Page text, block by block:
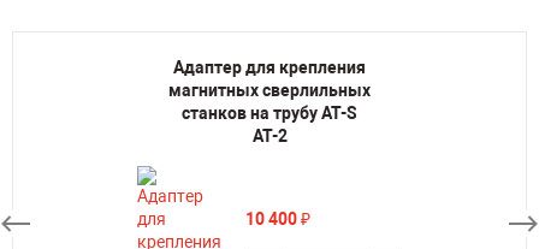
Адаптер для крепления
магнитных сверлильных
станков на трубу AT-S
АТ-2
10 400₽